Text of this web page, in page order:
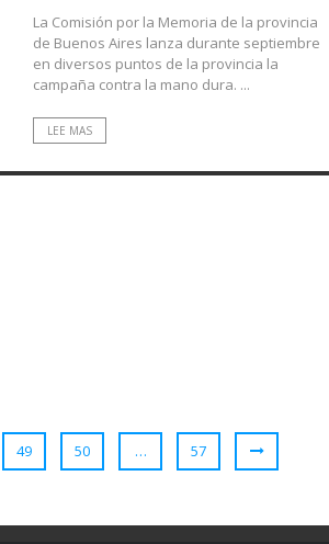
La Comisión por la Memoria de la provincia
de Buenos Aires lanza durante septiembre
en diversos puntos de la provincia la
campaña contra la mano dura. ...
LEE MAS
49 50 … 57